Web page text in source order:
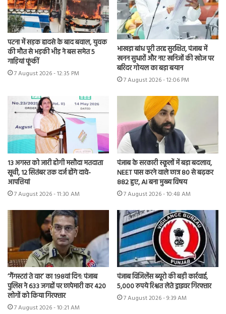
पटना में सड़क हादसे के बाद बवाल, युवक
की मौत से भड़की भीड़ ने बस समेत 5
गाड़ियां फूंकीं
7 August 2026 - 12:35 PM
भाखड़ा बांध पूरी तरह सुरक्षित, पंजाब में
खनन सुधारों और नए खनिजों की खोज पर
बरिंदर गोयल का बड़ा बयान
7 August 2026 - 12:06 PM
13 अगस्त को जारी होगी मसौदा मतदाता
सूची, 12 सितंबर तक दर्ज होंगे दावे-
आपत्तियां
7 August 2026 - 11:30 AM
पंजाब के सरकारी स्कूलों में बड़ा बदलाव,
NEET पास करने वाले छात्र 80 से बढ़कर
882 हुए, AI बना मुख्य विषय
7 August 2026 - 10:48 AM
‘गैंगस्टरां ते वार’ का 198वां दिन: पंजाब
पुलिस ने 633 जगहों पर छापेमारी कर 420
लोगों को किया गिरफ्तार
7 August 2026 - 10:21 AM
पंजाब विजिलेंस ब्यूरो की बड़ी कार्रवाई,
5,000 रुपये रिश्वत लेते ड्राइवर गिरफ्तार
7 August 2026 - 9:39 AM